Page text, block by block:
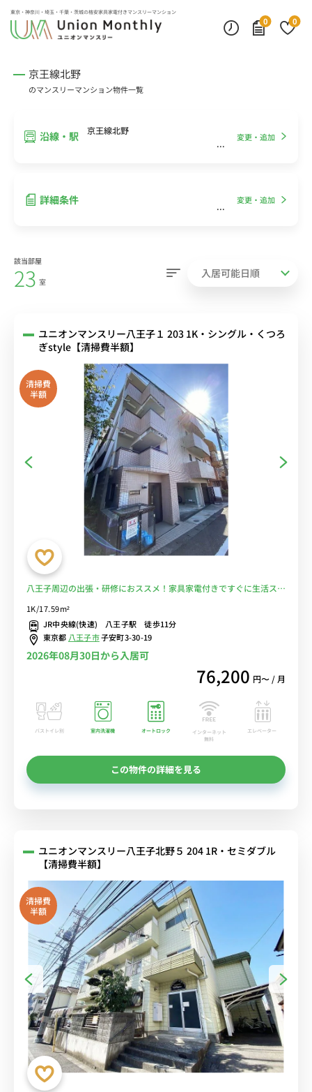
東京・神奈川・埼玉・千葉・茨城の格安家具家電付きマンスリーマンション
0
0
京王線北野
のマンスリーマンション物件一覧
沿線・駅 京王線北野
変更・追加
詳細条件 変更・追加
該当部屋
23 室
ユニオンマンスリー八王子１ 203 1K・シングル・くつろ
ぎstyle【清掃費半額】
清掃費
半額
八王子周辺の出張・研修におススメ！家具家電付きですぐに生活スタ
1K/17.59m²
JR中央線(快速) 八王子駅 徒歩11分
東京都 八王子市子安町3-30-19
2026年08月30日から入居可
76,200 円〜 / 月
バストイレ別 室内洗濯機 オートロック
インターネット
無料
エレベーター
この物件の詳細を見る
ユニオンマンスリー八王子北野５ 204 1R・セミダブル
【清掃費半額】
清掃費
半額